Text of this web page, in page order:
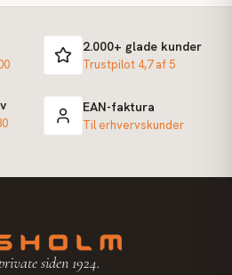
2.000+ glade kunder
Trustpilot 4,7 af 5
EAN-faktura
Til erhvervskunder
siden 1924.